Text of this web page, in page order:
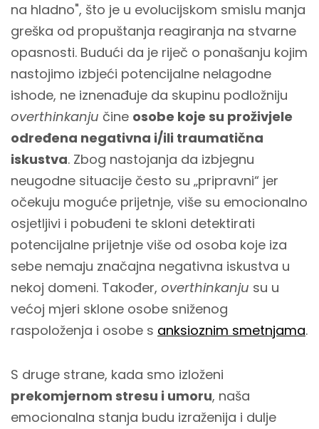
na hladno", što je u evolucijskom smislu manja
greška od propuštanja reagiranja na stvarne
opasnosti. Budući da je riječ o ponašanju kojim
nastojimo izbjeći potencijalne nelagodne
ishode, ne iznenađuje da skupinu podložniju
overthinkanju čine osobe koje su proživjele
određena negativna i/ili traumatična
iskustva. Zbog nastojanja da izbjegnu
neugodne situacije često su „pripravni“ jer
očekuju moguće prijetnje, više su emocionalno
osjetljivi i pobuđeni te skloni detektirati
potencijalne prijetnje više od osoba koje iza
sebe nemaju značajna negativna iskustva u
nekoj domeni. Također, overthinkanju su u
većoj mjeri sklone osobe sniženog
raspoloženja i osobe s anksioznim smetnjama.
S druge strane, kada smo izloženi
prekomjernom stresu i umoru, naša
emocionalna stanja budu izraženija i dulje